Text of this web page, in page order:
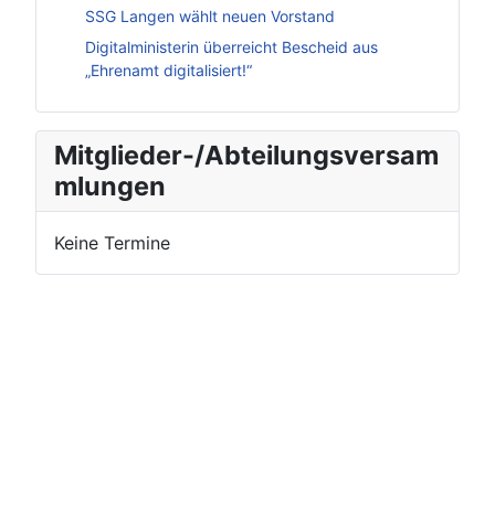
SSG Langen wählt neuen Vorstand
Digitalministerin überreicht Bescheid aus
„Ehrenamt digitalisiert!“
Mitglieder-/Abteilungsversam
mlungen
Keine Termine